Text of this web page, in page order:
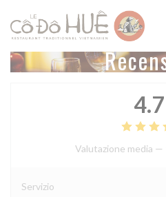
Personalizzazione delle tue scelte
4.7
Valutazione media —
Servizio